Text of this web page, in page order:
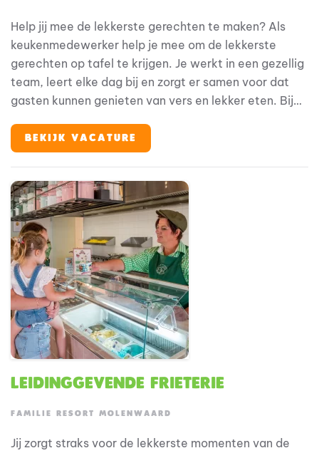
Help jij mee de lekkerste gerechten te maken? Als
keukenmedewerker help je mee om de lekkerste
gerechten op tafel te krijgen. Je werkt in een gezellig
team, leert elke dag bij en zorgt er samen voor dat
gasten kunnen genieten van vers en lekker eten. Bij
Fien & Teun, waar alles draait om plezier, ontdekken
en jezelf kunnen zijn. En jij? Jij maakt de vakantie
en een gastvrije sfeer.
BEKIJK VACATURE
Leidinggevende Frieterie
FAMILIE RESORT MOLENWAARD
Jij zorgt straks voor de lekkerste momenten van de